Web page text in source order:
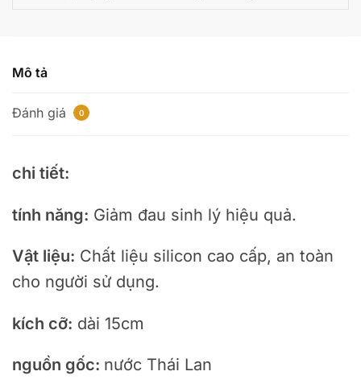
Mô tả
Đánh giá 0
chi tiết:
tính năng: Giảm đau sinh lý hiệu quả.
Vật liệu: Chất liệu silicon cao cấp, an toàn
cho người sử dụng.
kích cỡ: dài 15cm
nguồn gốc: nước Thái Lan